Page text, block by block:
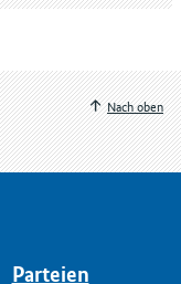
Nach oben
Parteien